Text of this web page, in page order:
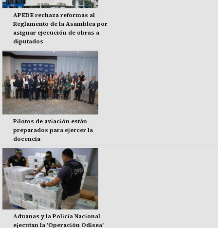
APEDE rechaza reformas al
Reglamento de la Asamblea por
asignar ejecución de obras a
diputados
Pilotos de aviación están
preparados para ejercer la
docencia
Aduanas y la Policía Nacional
ejecutan la 'Operación Odisea'